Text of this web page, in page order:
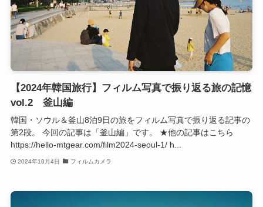
【2024年韓国旅行】フィルム写真で振り返る旅の記憶
vol.2 釜山編
韓国・ソウル＆釜山8泊9日の旅をフィルム写真で振り返る記事の
第2段。 今回の記事は「釜山編」です。 ★他の記事はこちら
https://hello-mtgear.com/film2024-seoul-1/ h...
2024年10月4日 フィルムカメラ